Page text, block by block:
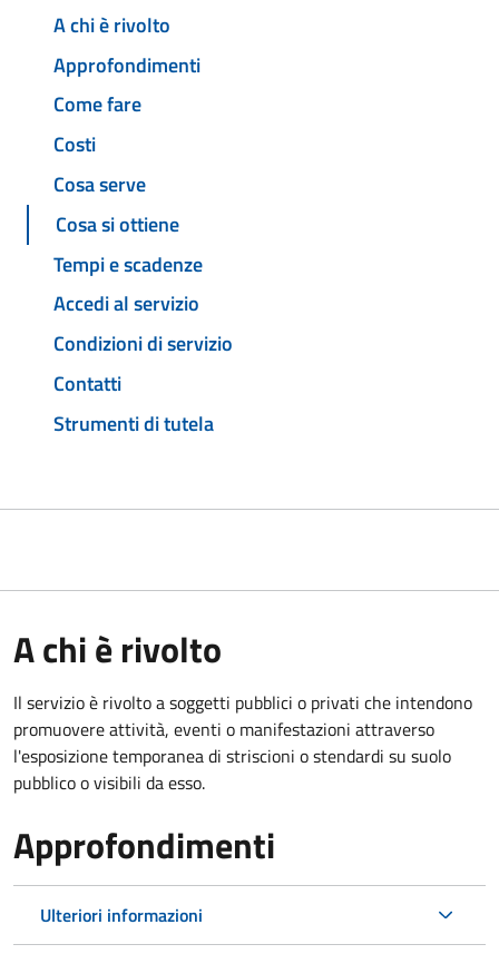
A chi è rivolto
Approfondimenti
Come fare
Costi
Cosa serve
Cosa si ottiene
Tempi e scadenze
Accedi al servizio
Condizioni di servizio
Contatti
Strumenti di tutela
A chi è rivolto
Il servizio è rivolto a soggetti pubblici o privati che intendono
promuovere attività, eventi o manifestazioni attraverso
l'esposizione temporanea di striscioni o stendardi su suolo
pubblico o visibili da esso.
Approfondimenti
Ulteriori informazioni